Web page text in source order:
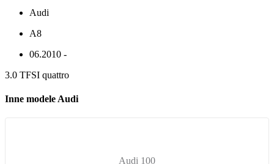
Audi
A8
06.2010 -
3.0 TFSI quattro
Inne modele Audi
Audi 100